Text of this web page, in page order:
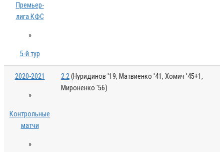
Премьер-
лига КФС
»
5-й тур
2020-2021
»
Контрольные
матчи
»
2:2(Нуридинов '19, Матвиенко '41, Хомич '45+1,
Мироненко '56)